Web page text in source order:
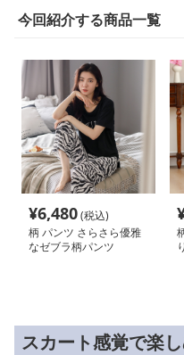
今回紹介する商品一覧
¥6,480(税込)
柄 パンツ さらさら優雅
なゼブラ柄パンツ
スカート感覚で楽